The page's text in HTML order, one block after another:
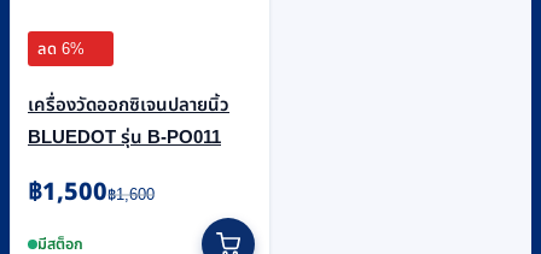
ลด 6%
เครื่องวัดออกซิเจนปลายนิ้ว
BLUEDOT รุ่น B-PO011
฿1,600
Original
price
was:
฿1,500
Current
price
is:มีสต็อก